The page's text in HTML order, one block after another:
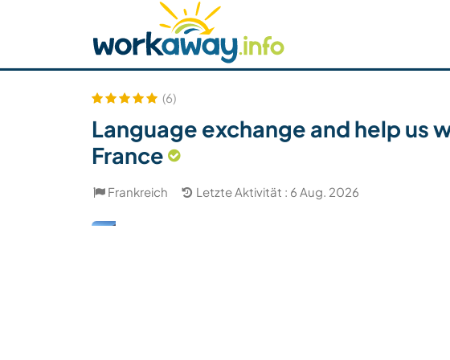
Host finden Reisepartner finden
Sicherheit
(6)
Language exchange and help us
France
Frankreich Letzte Aktivität : 6 Aug. 2026